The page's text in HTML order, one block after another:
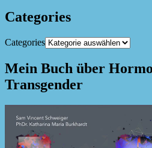
Categories
Categories
Mein Buch über
Transgender